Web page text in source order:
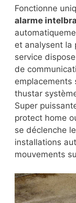
Fonctionne
alarme
et analysent la
service
de
emplacements
thustar
Super
protect home
se déclenche
installations
mouvements